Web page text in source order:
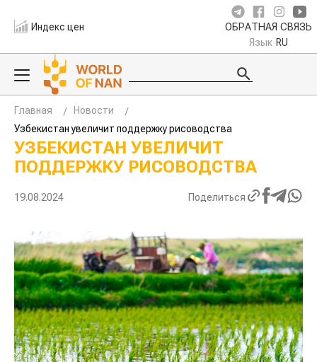
Индекс цен ОБРАТНАЯ СВЯЗЬ
Язык RU
Главная
Новости
Узбекистан увеличит поддержку рисоводства
УЗБЕКИСТАН УВЕЛИЧИТ
ПОДДЕРЖКУ РИСОВОДСТВА
19.08.2024 Поделиться